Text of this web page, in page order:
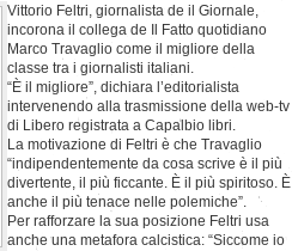
Vittorio Feltri, giornalista de il Giornale,
incorona il collega de Il Fatto quotidiano
Marco Travaglio come il migliore della
classe tra i giornalisti italiani.
“È il migliore”, dichiara l’editorialista
intervenendo alla trasmissione della web-tv
di Libero registrata a Capalbio libri.
La motivazione di Feltri è che Travaglio
“indipendentemente da cosa scrive è il più
divertente, il più ficcante. È il più spiritoso. È
anche il più tenace nelle polemiche”.
Per rafforzare la sua posizione Feltri usa
anche una metafora calcistica: “Siccome io